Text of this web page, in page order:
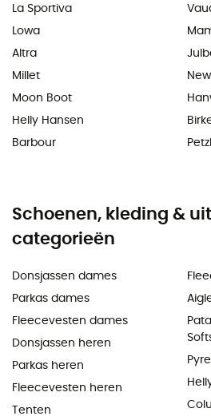
La Sportiva
Lowa
Altra
Millet
Moon Boot
Helly Hansen
Barbour
Petzl
Schoenen, kleding &
categorieën
Donsjassen dames
Parkas dames
Fleecevesten dames
Donsjassen heren
Parkas heren
Fleecevesten heren
Tenten